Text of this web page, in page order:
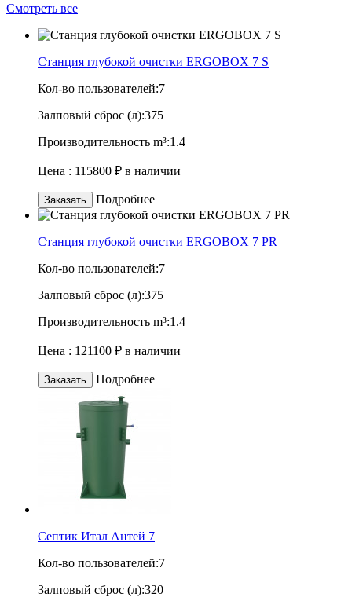
Смотреть все
Станция глубокой очистки ERGOBOX 7 S
Кол-во пользователей:7
Залповый сброс (л):375
Производительность m³:1.4
Цена : 115800 ₽ в наличии
Заказать Подробнее
Станция глубокой очистки ERGOBOX 7 PR
Кол-во пользователей:7
Залповый сброс (л):375
Производительность m³:1.4
Цена : 121100 ₽ в наличии
Заказать Подробнее
Септик Итал Антей 7
Кол-во пользователей:7
Залповый сброс (л):320